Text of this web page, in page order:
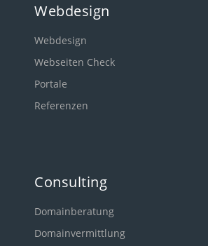
Webdesign
Webdesign
Webseiten Check
Portale
Referenzen
Consulting
Domainberatung
Domainvermittlung